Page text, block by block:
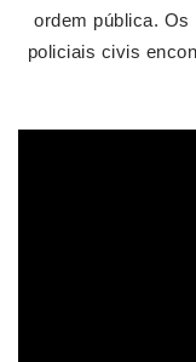
ordem pública.
policiais civis